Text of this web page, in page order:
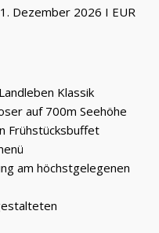
Dezember 2026 I EUR
Klassik
auf 700m Seehöhe
Frühstücksbuffet
am höchstgelegenen